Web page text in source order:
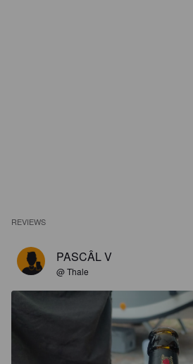
REVIEWS
PASCÂL V
@ Thale